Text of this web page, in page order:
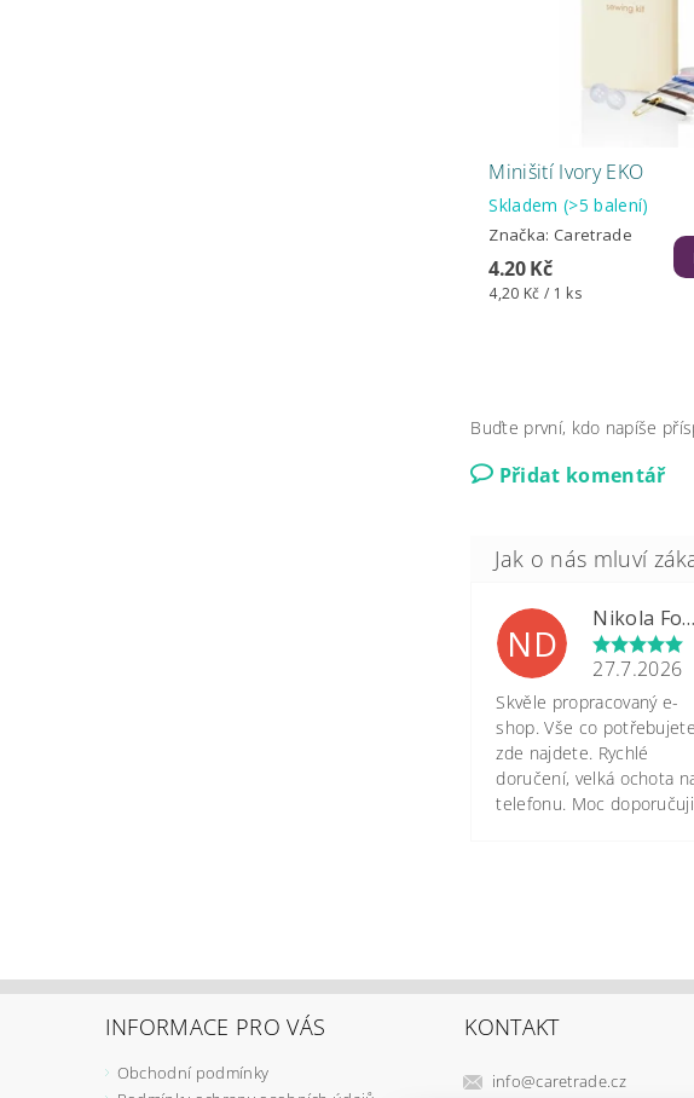
Minišití Ivory EKO
Skladem (>5 balení)
Značka: Caretrade
4.20 Kč
4,20 Kč / 1 ks
Buďte první, kdo napíše
Přidat komentář
ND
Nikola Formánková Dvořáková
27.7.2026
Skvěle propracovaný e-
shop. Vše co potřebujete
zde najdete. Rychlé
doručení, velká ochota
telefonu. Moc doporučuji
INFORMACE PRO VÁS
Obchodní podmínky
KONTAKT
info@caretrade.cz